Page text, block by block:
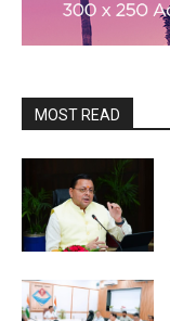
MOST READ